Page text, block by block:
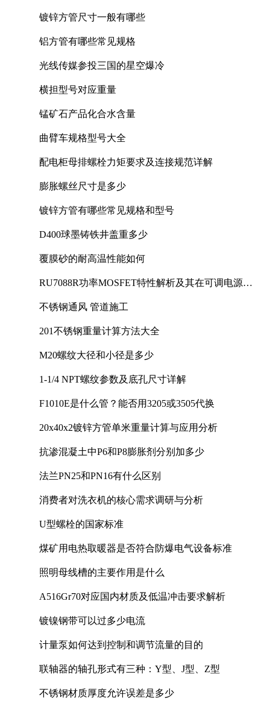
镀锌方管尺寸一般有哪些
铝方管有哪些常见规格
光线传媒参投三国的星空爆冷
横担型号对应重量
锰矿石产品化合水含量
曲臂车规格型号大全
配电柜母排螺栓力矩要求及连接规范详解
膨胀螺丝尺寸是多少
镀锌方管有哪些常见规格和型号
D400球墨铸铁井盖重多少
覆膜砂的耐高温性能如何
RU7088R功率MOSFET特性解析及其在可调电源设
不锈钢通风 管道施工
201不锈钢重量计算方法大全
M20螺纹大径和小径是多少
1-1/4 NPT螺纹参数及底孔尺寸详解
F1010E是什么管？能否用3205或3505代换
20x40x2镀锌方管单米重量计算与应用分析
抗渗混凝土中P6和P8膨胀剂分别加多少
法兰PN25和PN16有什么区别
消费者对洗衣机的核心需求调研与分析
U型螺栓的国家标准
煤矿用电热取暖器是否符合防爆电气设备标准
照明母线槽的主要作用是什么
A516Gr70对应国内材质及低温冲击要求解析
镀镍钢带可以过多少电流
计量泵如何达到控制和调节流量的目的
联轴器的轴孔形式有三种：Y型、J型、Z型
不锈钢材质厚度允许误差是多少